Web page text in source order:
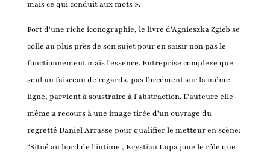
mais ce qui conduit aux mots ».
Fort d'une riche iconographie, le livre d'Agnieszka Zgieb se
colle au plus près de son sujet pour en saisir non pas le
fonctionnement mais l'essence. Entreprise complexe que
seul un faisceau de regards, pas forcément sur la même
ligne, parvient à soustraire à l'abstraction. L'auteure elle-
même a recours à une image tirée d'un ouvrage du
regretté Daniel Arrasse pour qualifier le metteur en scène:
"Situé au bord de l'intime , Krystian Lupa joue le rôle que